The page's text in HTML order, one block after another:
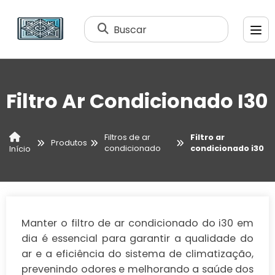
Buscar
Filtro Ar Condicionado I30
Início
Produtos
Filtros de ar
condicionado
Filtro ar
condicionado i30
Manter o filtro de ar condicionado do i30 em
dia é essencial para garantir a qualidade do
ar e a eficiência do sistema de climatização,
prevenindo odores e melhorando a saúde dos